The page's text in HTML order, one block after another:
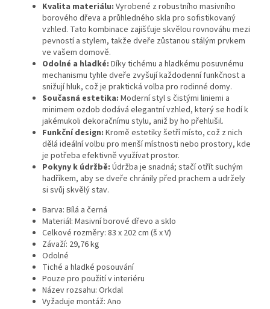
Kvalita materiálu: Vyrobené z robustního masivního
borového dřeva a průhledného skla pro sofistikovaný
vzhled. Tato kombinace zajišťuje skvělou rovnováhu mezi
pevností a stylem, takže dveře zůstanou stálým prvkem
ve vašem domově.
Odolné a hladké: Díky tichému a hladkému posuvnému
mechanismu tyhle dveře zvyšují každodenní funkčnost a
snižují hluk, což je praktická volba pro rodinné domy.
Současná estetika: Moderní styl s čistými liniemi a
minimem ozdob dodává elegantní vzhled, který se hodí k
jakémukoli dekoračnímu stylu, aniž by ho přehlušil.
Funkční design: Kromě estetiky šetří místo, což z nich
dělá ideální volbu pro menší místnosti nebo prostory, kde
je potřeba efektivně využívat prostor.
Pokyny k údržbě: Údržba je snadná; stačí otřít suchým
hadříkem, aby se dveře chránily před prachem a udržely
si svůj skvělý stav.
Barva: Bílá a černá
Materiál: Masivní borové dřevo a sklo
Celkové rozměry: 83 x 202 cm (š x V)
Závaží: 29,76 kg
Odolné
Tiché a hladké posouvání
Pouze pro použití v interiéru
Název rozsahu: Orkdal
Vyžaduje montáž: Ano